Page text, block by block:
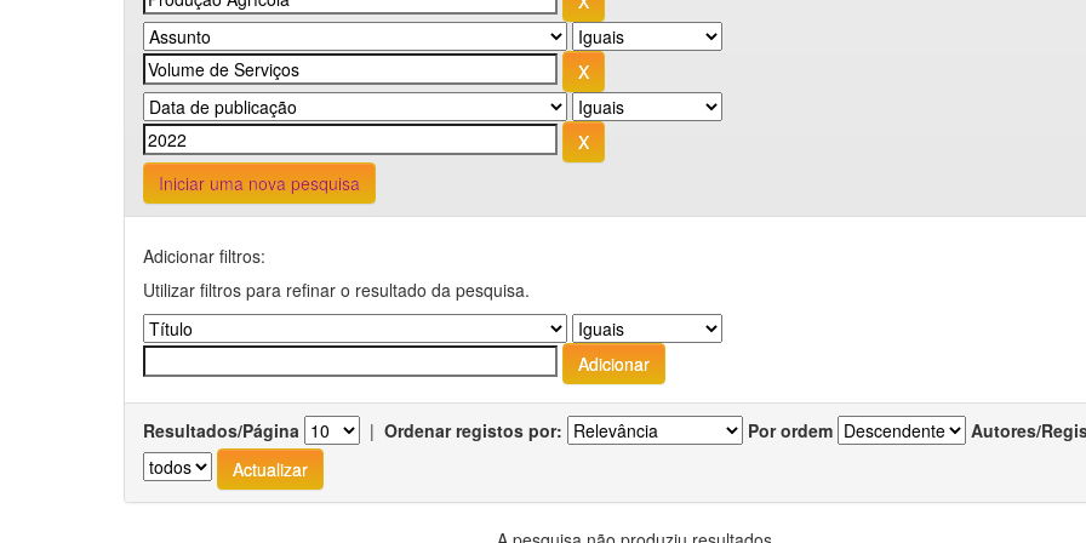
Iniciar uma nova pesquisa
Adicionar filtros:
Utilizar filtros para refinar o resultado da pesquisa.
Resultados/Página | Ordenar registos por: Por ordem Autores/